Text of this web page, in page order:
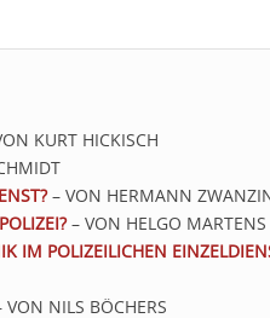
KURT HICKISCH
– VON HERMANN
– VON HELGO MARTENS
IM POLIZEILICHEN
VON NILS BÖCHERS